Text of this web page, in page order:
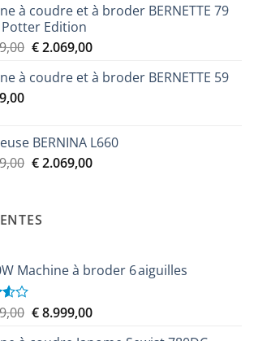
à coudre et à broder BERNETTE 79
Edition
Le
initial
€2.069,00Le
actuel
à coudre et à broder BERNETTE 59
BERNINA L660
Le
était :
€ 2.299,00.
€2.069,00Le
Machine à broder 6 aiguilles
Le
€8.999,00Le